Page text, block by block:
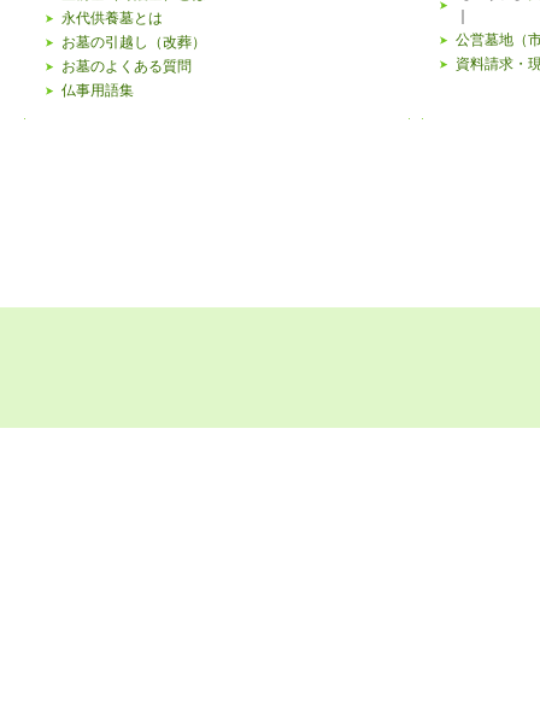
永代供養墓とは
お墓の引越し（改葬）
お墓のよくある質問
仏事用語集
公営墓地（
資料請求・